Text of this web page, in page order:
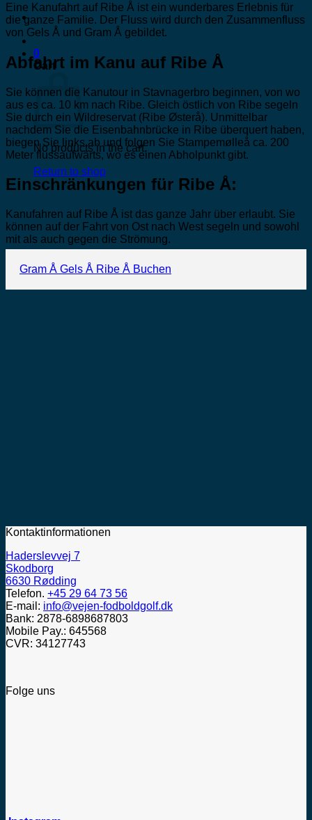
0
Cart
No products in the cart.
Return to shop
Eine Kanufahrt auf Ribe Å ist ein wunderbares Erlebnis für
die ganze Familie. Der Fluss wird durch den Zusammenfluss
von Gels Å und Gram Å gebildet.
Abfahrt im Kanu auf Ribe Å
Sie können die Kanutour in Stavnagerbro beginnen, von wo
aus es ca. 10 km nach Ribe. Gleich östlich von Ribe segeln
Sie durch ein Wildreservat (Ribe Østerå). Unmittelbar
nachdem Sie die Eisenbahnbrücke in Ribe überquert haben,
biegen Sie links ab und folgen Sie Stampemølleå ca. 200
Meter flussaufwärts, wo es einen Abholpunkt gibt.
Einschränkungen für Ribe Å:
Kanufahren auf Ribe Å ist das ganze Jahr über erlaubt. Sie
können auf der Fahrt von Ost nach West segeln und sowohl
mit als auch gegen die Strömung.
Gram Å Gels Å Ribe Å Buchen
Kontaktinformationen
Haderslevvej 7
Skodborg
6630 Rødding
Telefon. +45 29 64 73 56
E-mail: info@vejen-fodboldgolf.dk
Bank: 2878-6898687803
Mobile Pay.: 645568
CVR: 34127743
Folge uns